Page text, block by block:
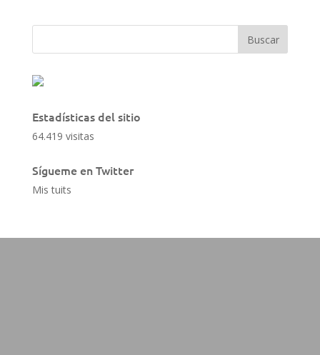
Estadísticas del sitio
64.419 visitas
Sígueme en Twitter
Mis tuits